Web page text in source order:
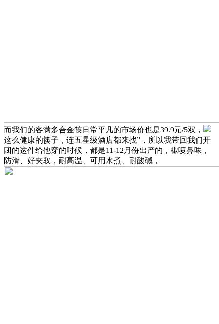
而我们的客满多合金筷日常平凡的市场价也是39.9元/5双，
这么健康的筷子，连五星级酒店都来找”，所以我带回我们开
团的这件给他穿的时候，都是11-12月份出产的，椒喷鼻味，
防滑、好夹取，耐高温、可用水煮、耐酸碱，